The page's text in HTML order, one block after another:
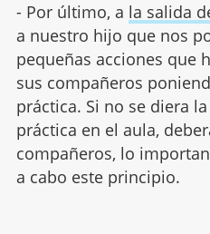
- Por último, a la salida
a nuestro hijo que nos
pequeñas acciones que
sus compañeros
práctica. Si no se diera
práctica en el aula,
compañeros, lo
a cabo este principio.